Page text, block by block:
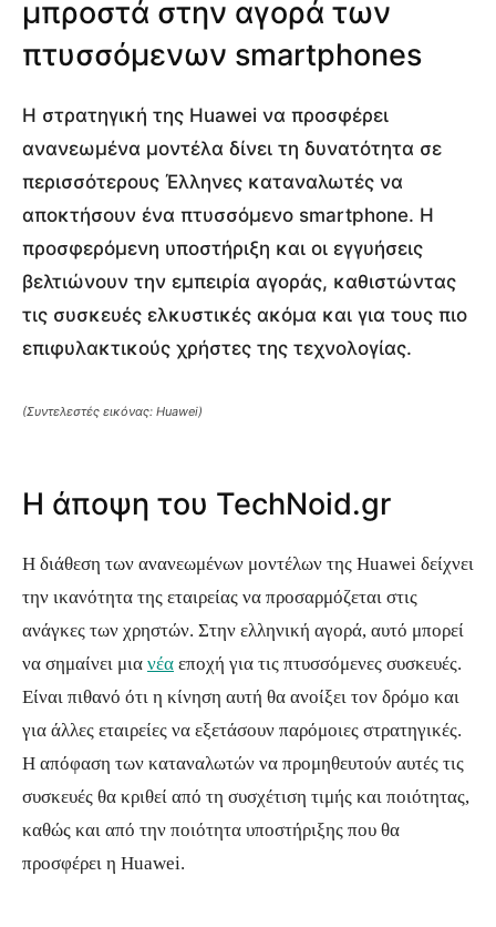
μπροστά στην αγορά των
πτυσσόμενων smartphones
Η στρατηγική της Huawei να προσφέρει
ανανεωμένα μοντέλα δίνει τη δυνατότητα σε
περισσότερους Έλληνες καταναλωτές να
αποκτήσουν ένα πτυσσόμενο smartphone. Η
προσφερόμενη υποστήριξη και οι εγγυήσεις
βελτιώνουν την εμπειρία αγοράς, καθιστώντας
τις συσκευές ελκυστικές ακόμα και για τους πιο
επιφυλακτικούς χρήστες της τεχνολογίας.
(Συντελεστές εικόνας: Huawei)
Η άποψη του TechNoid.gr
Η διάθεση των ανανεωμένων μοντέλων της Huawei δείχνει
την ικανότητα της εταιρείας να προσαρμόζεται στις
ανάγκες των χρηστών. Στην ελληνική αγορά, αυτό μπορεί
να σημαίνει μια νέα εποχή για τις πτυσσόμενες συσκευές.
Είναι πιθανό ότι η κίνηση αυτή θα ανοίξει τον δρόμο και
για άλλες εταιρείες να εξετάσουν παρόμοιες στρατηγικές.
Η απόφαση των καταναλωτών να προμηθευτούν αυτές τις
συσκευές θα κριθεί από τη συσχέτιση τιμής και ποιότητας,
καθώς και από την ποιότητα υποστήριξης που θα
προσφέρει η Huawei.